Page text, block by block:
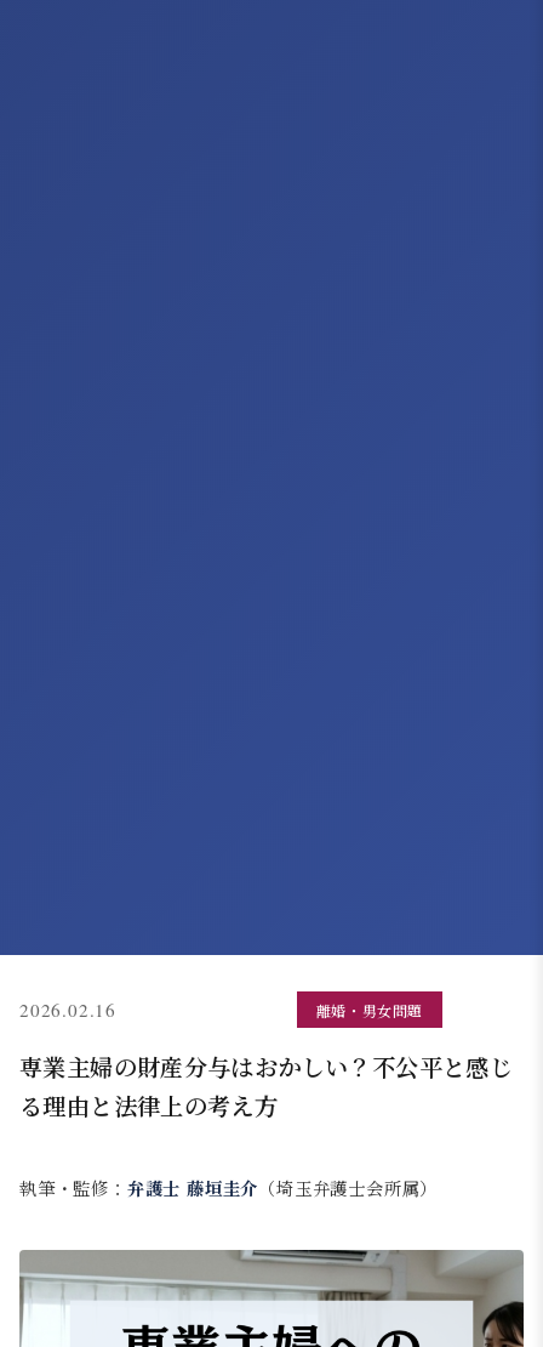
2026.02.16 離婚・男女問題
専業主婦の財産分与はおかしい？不公平と感じ
る理由と法律上の考え方
執筆・監修： 弁護士 藤垣圭介 （埼玉弁護士会所属）